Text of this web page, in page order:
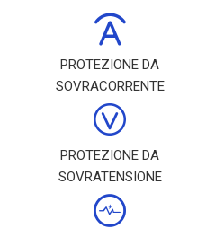
PROTEZIONE DA
SOVRACORRENTE
PROTEZIONE DA
SOVRATENSIONE